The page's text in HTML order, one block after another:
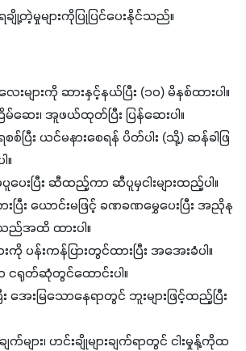
တဲ့မှုများကိုပြုပြင်ပေးနိုင်သည်။
ေးများကို ဆားနှင့်နယ်ပြီး (၁၀) မိနစ်ထားပါ။
မ်ဆေး၊ အူဖယ်ထုတ်ပြီး ပြန်ဆေးပါ။
စ်ပြီး ယင်မနားစေရန် ပိတ်ပါး (သို့) ဆန်ခါဖြ
။
းပြီး ဆီထည့်ကာ ဆီပူမှငါးများထည့်ပါ။
ထားပြီး ယောင်းမဖြင့် ခဏခဏမွှေပေးပြီး အညိုနု
သည်အထိ ထားပါ။
ားကို ပန်းကန်ပြားတွင်ထားပြီး အအေးခံပါ။
ငရုတ်ဆုံတွင်ထောင်းပါ။
အေးမြသောနေရာတွင် ဘူးများဖြင့်ထည့်ပြီး
က်များ၊ ဟင်းချိုများချက်ရာတွင် ငါးမှုန့်ကိုထ